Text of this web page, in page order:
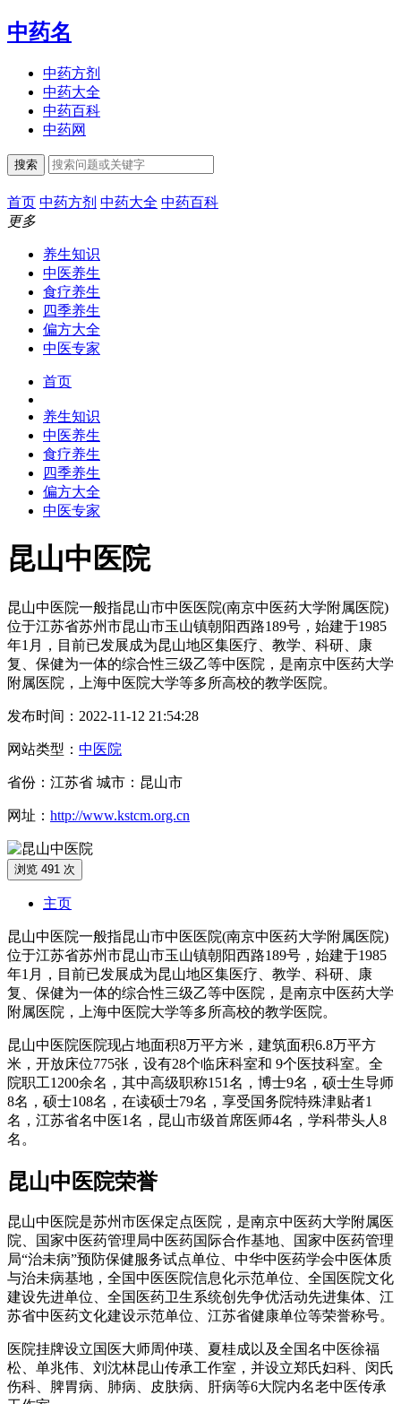
中药名
中药方剂
中药大全
中药百科
中药网
搜索
首页 中药方剂 中药大全 中药百科
更多
养生知识
中医养生
食疗养生
四季养生
偏方大全
中医专家
首页
养生知识
中医养生
食疗养生
四季养生
偏方大全
中医专家
昆山中医院
昆山中医院一般指昆山市中医医院(南京中医药大学附属医院)
位于江苏省苏州市昆山市玉山镇朝阳西路189号，始建于1985
年1月，目前已发展成为昆山地区集医疗、教学、科研、康
复、保健为一体的综合性三级乙等中医院，是南京中医药大学
附属医院，上海中医院大学等多所高校的教学医院。
发布时间：2022-11-12 21:54:28
网站类型： 中医院
省份：江苏省 城市：昆山市
网址： http://www.kstcm.org.cn
浏览 491 次
主页
昆山中医院一般指昆山市中医医院(南京中医药大学附属医院)
位于江苏省苏州市昆山市玉山镇朝阳西路189号，始建于1985
年1月，目前已发展成为昆山地区集医疗、教学、科研、康
复、保健为一体的综合性三级乙等中医院，是南京中医药大学
附属医院，上海中医院大学等多所高校的教学医院。
昆山中医院医院现占地面积8万平方米，建筑面积6.8万平方
米，开放床位775张，设有28个临床科室和 9个医技科室。全
院职工1200余名，其中高级职称151名，博士9名，硕士生导师
8名，硕士108名，在读硕士79名，享受国务院特殊津贴者1
名，江苏省名中医1名，昆山市级首席医师4名，学科带头人8
名。
昆山中医院荣誉
昆山中医院是苏州市医保定点医院，是南京中医药大学附属医
院、国家中医药管理局中医药国际合作基地、国家中医药管理
局“治未病”预防保健服务试点单位、中华中医药学会中医体质
与治未病基地，全国中医医院信息化示范单位、全国医院文化
建设先进单位、全国医药卫生系统创先争优活动先进集体、江
苏省中医药文化建设示范单位、江苏省健康单位等荣誉称号。
医院挂牌设立国医大师周仲瑛、夏桂成以及全国名中医徐福
松、单兆伟、刘沈林昆山传承工作室，并设立郑氏妇科、闵氏
伤科、脾胃病、肺病、皮肤病、肝病等6大院内名老中医传承